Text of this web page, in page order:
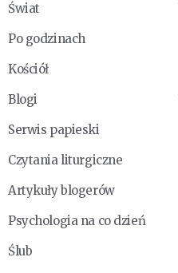
Świat
Po godzinach
Kościół
Blogi
Serwis papieski
Czytania liturgiczne
Artykuły blogerów
Psychologia na co dzień
Ślub